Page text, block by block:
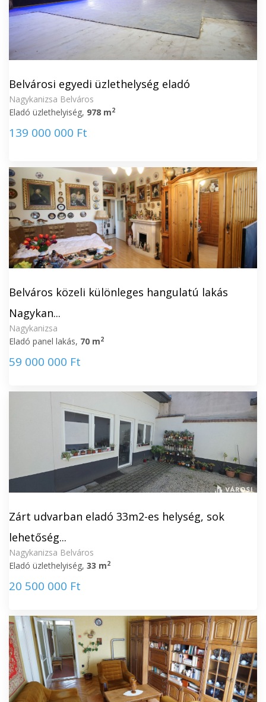
Belvárosi egyedi üzlethelység eladó
Nagykanizsa Belváros
Eladó üzlethelyiség, 978 m2
139 000 000 Ft
Belváros közeli különleges hangulatú lakás
Nagykan...
Nagykanizsa
Eladó panel lakás, 70 m2
59 000 000 Ft
Zárt udvarban eladó 33m2-es helység, sok
lehetőség...
Nagykanizsa Belváros
Eladó üzlethelyiség, 33 m2
20 500 000 Ft